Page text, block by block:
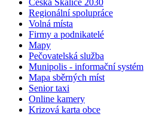
Regionální spolupráce
Volná místa
Firmy a podnikatelé
Mapy
Pečovatelská služba
Munipolis - informační systém
Mapa sběrných míst
Senior taxi
Online kamery
Krizová karta obce